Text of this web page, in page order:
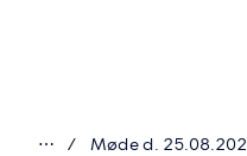
⋯ Møde d.